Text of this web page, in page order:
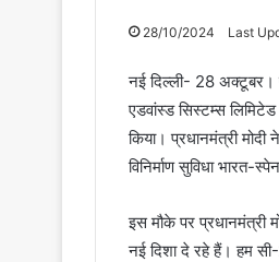
28/10/2024 Last
नई दिल्ली- 28 अक्टूबर।
एडवांस्ड सिस्टम्स
किया। प्रधानमंत्री
विनिर्माण सुविधा भारत-
इस मौके पर प्रधानमंत्री
नई दिशा दे रहे हैं। हम